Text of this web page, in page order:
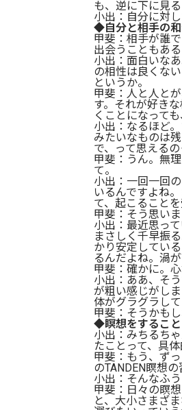
も、逆に下に見
小出：自分に対
◆自分と相手の和
甲斐：相手が誰
出会うこともあ
小出：面白いな
の相性は良くな
というか。
甲斐：人と人と
す。それが好き
くことになって
小出：なるほど
みたいなものは
で、って思える
甲斐：うん。無
て。
小出：一回一回
いるんですよね
て、起こること
甲斐：そう思いま
小出：最近思っ
まさしく千早振
かり安定してい
るんだよね。渦
甲斐：確かに。
小出：ああ、そ
が粗い感じがし
体がグラグラし
甲斐：そうかもし
◆瞑想をすること
小出：みちるち
たことって、具
甲斐：もう、ず
のTANDEN瞑想
小出：そんなふ
甲斐：日々の瞑
と、大小さまざ